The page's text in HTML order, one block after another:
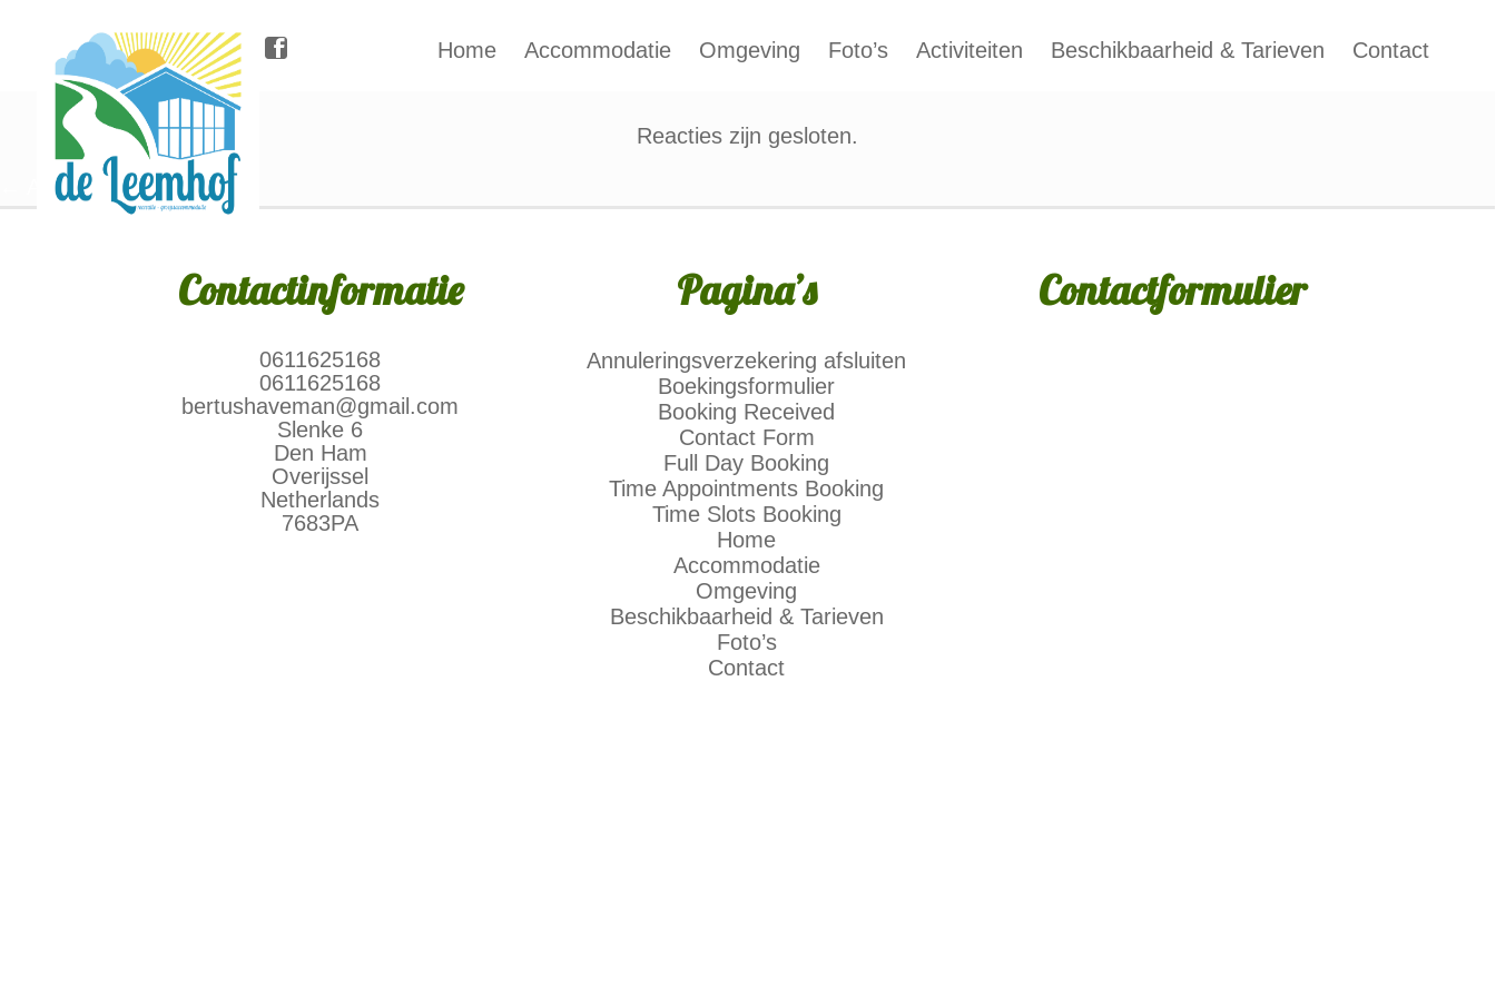
Home Accommodatie Omgeving Foto’s Activiteiten Beschikbaarheid & Tarieven Contact
Reacties zijn gesloten.
Accommodatie
Contactinformatie
0611625168
0611625168
bertushaveman@gmail.com
Slenke 6
Den Ham
Overijssel
Netherlands
7683PA
Pagina’s
Annuleringsverzekering afsluiten
Boekingsformulier
Booking Received
Contact Form
Full Day Booking
Time Appointments Booking
Time Slots Booking
Home
Accommodatie
Omgeving
Beschikbaarheid & Tarieven
Foto’s
Contact
Contactformulier